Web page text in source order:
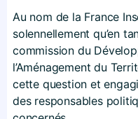
Au nom de la France
solennellement qu’en
commission du
l’Aménagement du
cette question et
des responsables